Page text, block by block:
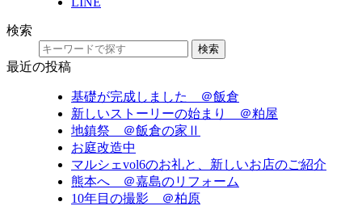
検索
検索
最近の投稿
基礎が完成しました ＠飯倉
新しいストーリーの始まり ＠粕屋
地鎮祭 ＠飯倉の家Ⅱ
お庭改造中
マルシェvol6のお礼と、新しいお店のご紹介
熊本へ ＠嘉島のリフォーム
10年目の撮影 ＠柏原